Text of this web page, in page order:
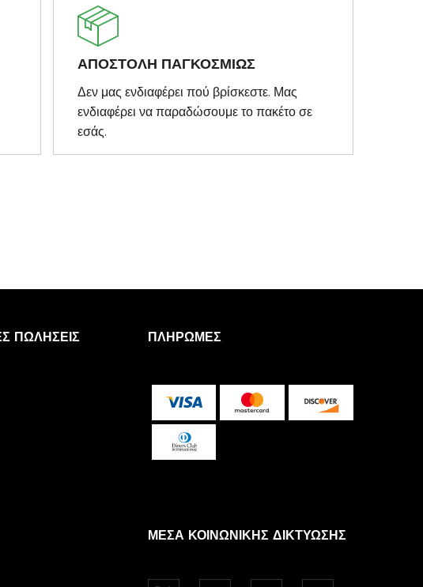
ΑΠΟΣΤΟΛΗ ΠΑΓΚΟΣΜΙΩΣ
Δεν μας ενδιαφέρει πού βρίσκεστε. Μας
ενδιαφέρει να παραδώσουμε το πακέτο σε
εσάς.
ΠΩΛΉΣΕΙΣ ΠΛΗΡΩΜΈΣ
ΜΈΣΑ ΚΟΙΝΩΝΙΚΉΣ ΔΙΚΤΎΩΣΗΣ